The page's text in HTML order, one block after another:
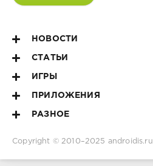
НОВОСТИ
СТАТЬИ
ИГРЫ
ПРИЛОЖЕНИЯ
РАЗНОЕ
Copyright © 2010–2025 androidis.ru